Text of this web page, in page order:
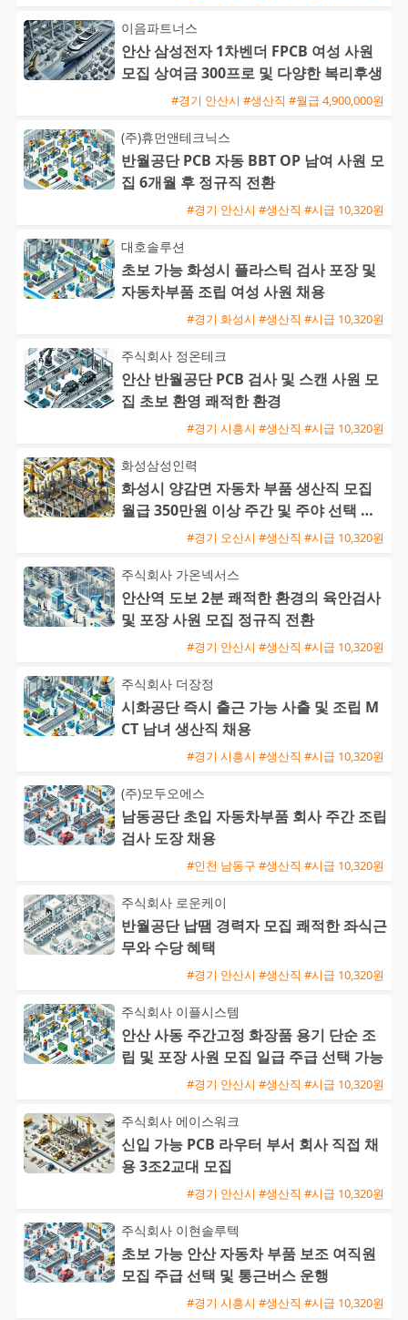
이음파트너스
안산 삼성전자 1차벤더 FPCB 여성 사원
모집 상여금 300프로 및 다양한 복리후생
#경기 안산시 #생산직 #월급 4,900,000원
(주)휴먼앤테크닉스
반월공단 PCB 자동 BBT OP 남여 사원 모
집 6개월 후 정규직 전환
#경기 안산시 #생산직 #시급 10,320원
대호솔루션
초보 가능 화성시 플라스틱 검사 포장 및
자동차부품 조립 여성 사원 채용
#경기 화성시 #생산직 #시급 10,320원
주식회사 정온테크
안산 반월공단 PCB 검사 및 스캔 사원 모
집 초보 환영 쾌적한 환경
#경기 시흥시 #생산직 #시급 10,320원
화성삼성인력
화성시 양감면 자동차 부품 생산직 모집
월급 350만원 이상 주간 및 주야 선택 가
능 초보 및 외국인 환영
#경기 오산시 #생산직 #시급 10,320원
주식회사 가온넥서스
안산역 도보 2분 쾌적한 환경의 육안검사
및 포장 사원 모집 정규직 전환
#경기 안산시 #생산직 #시급 10,320원
주식회사 더장정
시화공단 즉시 출근 가능 사출 및 조립 M
CT 남녀 생산직 채용
#경기 시흥시 #생산직 #시급 10,320원
(주)모두오에스
남동공단 초입 자동차부품 회사 주간 조립
검사 도장 채용
#인천 남동구 #생산직 #시급 10,320원
주식회사 로운케이
반월공단 납땜 경력자 모집 쾌적한 좌식근
무와 수당 혜택
#경기 안산시 #생산직 #시급 10,320원
주식회사 이플시스템
안산 사동 주간고정 화장품 용기 단순 조
립 및 포장 사원 모집 일급 주급 선택 가능
#경기 안산시 #생산직 #시급 10,320원
주식회사 에이스워크
신입 가능 PCB 라우터 부서 회사 직접 채
용 3조2교대 모집
#경기 안산시 #생산직 #시급 10,320원
주식회사 이현솔루텍
초보 가능 안산 자동차 부품 보조 여직원
모집 주급 선택 및 통근버스 운행
#경기 시흥시 #생산직 #시급 10,320원